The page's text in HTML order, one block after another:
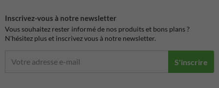
Inscrivez-vous à notre newsletter
Vous souhaitez rester informé de nos produits et bons plans ?
N'hésitez plus et inscrivez vous à notre newsletter.
S'inscrire